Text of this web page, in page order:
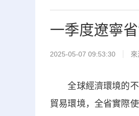
一季度遼寧
2025-05-07 09:53:30 來
全球經濟環境的不
貿易環境，全省實際